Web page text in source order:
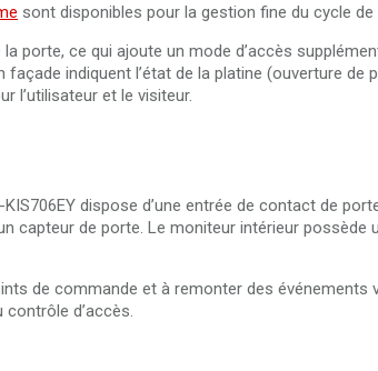
sont disponibles pour la gestion fine du cycle de
porte, ce qui ajoute un mode d’accès
indiquent l’état de la platine (ouverture de
l’utilisateur et le visiteur.
dispose d’une entrée de contact de
capteur de porte. Le moniteur intérieur possède
de commande et à remonter des événements
d’accès.